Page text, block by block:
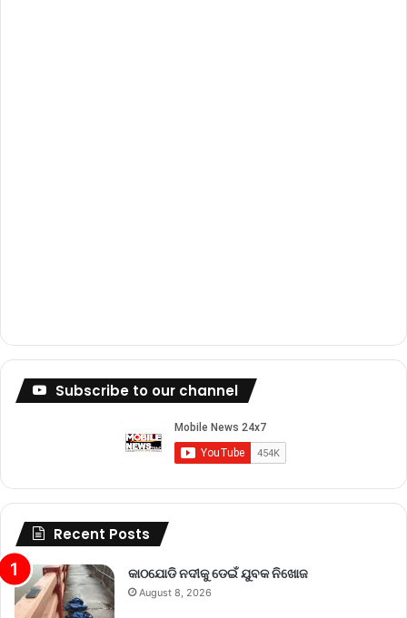
Subscribe to our channel
Recent Posts
କାଠଯୋଡି ନଦୀକୁ ଡେଇଁ ଯୁବକ ନିଖୋଜ
August 8, 2026